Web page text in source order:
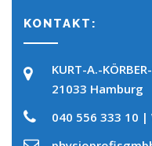
KONTAKT:
KURT-A.-
21033 Hamburg
040 556 333 10